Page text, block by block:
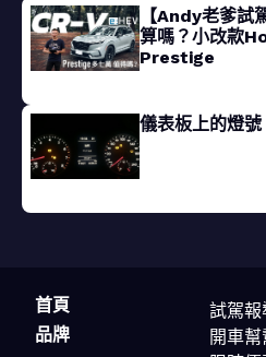
【Andy老爹試
算嗎？小改款
Prestige
儀表板上的燈
首頁
品牌
試駕報
開車